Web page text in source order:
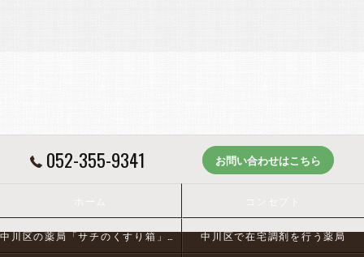
052-355-9341 お問い合わせはこちら
中川区の薬局「サチのくすり箱」とは 中川区で在宅調剤を行う薬局